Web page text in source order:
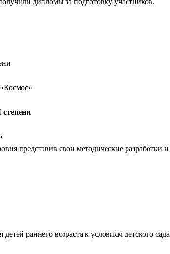
дипломы за подготовку участников.
представив свои методические разработки
раннего возраста к условиям детского